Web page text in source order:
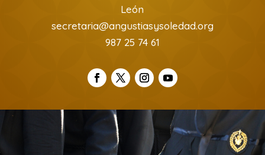
León
secretaria@angustiasysoledad.org
987 25 74 61